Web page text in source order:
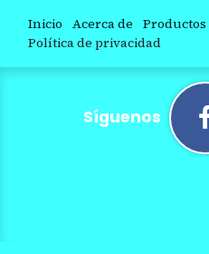
Inicio Acerca de Productos
Política de privacidad
Síguenos